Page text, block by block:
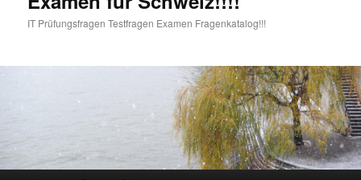
IT Prüfungsfragen Testfragen Examen Fragenkatalog!!!